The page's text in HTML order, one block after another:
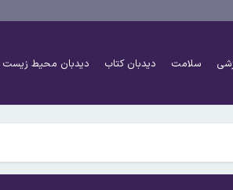
سلامت دیدبان کتاب دیدبان محیط زیست